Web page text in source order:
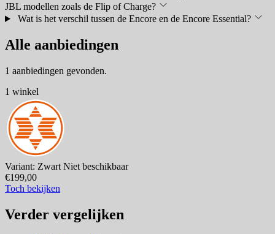
JBL modellen zoals de Flip of Charge?
Wat is het verschil tussen de Encore en de Encore Essential?
Alle aanbiedingen
1 aanbiedingen gevonden.
1 winkel
Variant: Zwart Niet beschikbaar
€199,00
Toch bekijken
Verder vergelijken